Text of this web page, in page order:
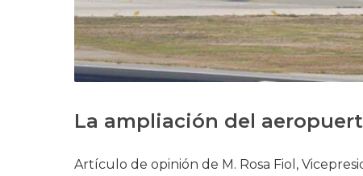
La ampliación del
Artículo de opinión de M. Rosa Fiol,